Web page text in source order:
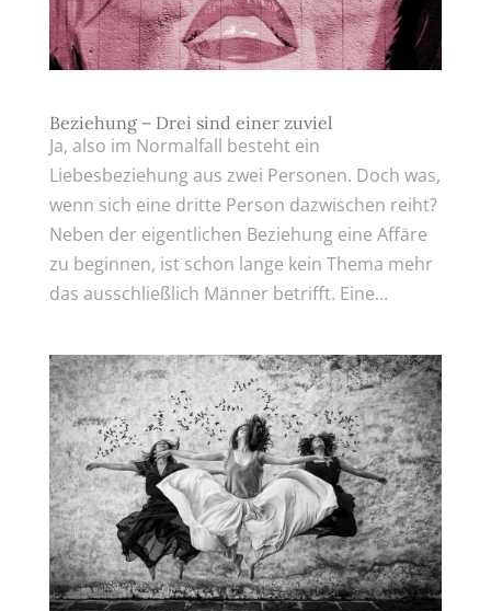
Beziehung – Drei sind einer zuviel
Ja, also im Normalfall besteht ein
Liebesbeziehung aus zwei Personen. Doch was,
wenn sich eine dritte Person dazwischen reiht?
Neben der eigentlichen Beziehung eine Affäre
zu beginnen, ist schon lange kein Thema mehr
das ausschließlich Männer betrifft. Eine...